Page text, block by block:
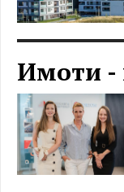
Имоти -